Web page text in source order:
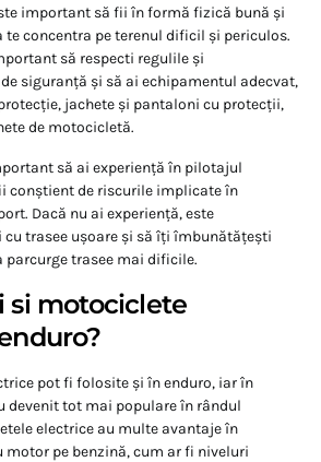
important să fii în formă fizică bună și
te concentra pe terenul dificil și periculos.
să respecti regulile și
siguranță și să ai echipamentul adecvat,
jachete și pantaloni cu protecții,
de motocicletă.
să ai experiență în pilotajul
conștient de riscurile implicate în
Dacă nu ai experiență, este
cu trasee ușoare și să îți îmbunătățești
trasee mai dificile.
si motociclete
pot fi folosite și în enduro, iar în
devenit tot mai populare în rândul
electrice au multe avantaje în
motor pe benzină, cum ar fi niveluri